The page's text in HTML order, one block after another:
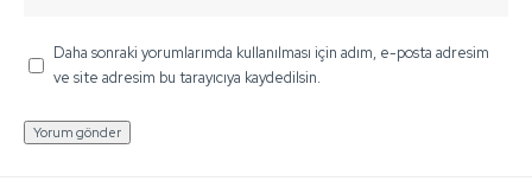
Daha sonraki yorumlarımda kullanılması için adım, e-posta adresim
ve site adresim bu tarayıcıya kaydedilsin.